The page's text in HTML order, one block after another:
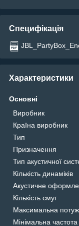
Специфікація
Характеристики
Основні
Виробник
Країна виробник
Тип
Призначення
Тип акустичної
Кількість динаміків
Акустичне
Кількість смуг
Максимальна
Мінімальна частота